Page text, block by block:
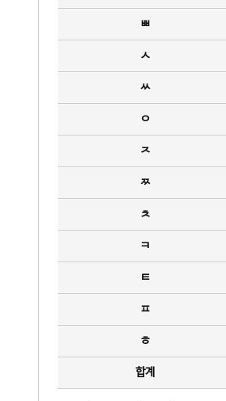
ㅃ
ㅅ
ㅆ
ㅇ
ㅈ
ㅉ
ㅊ
ㅋ
ㅌ
ㅍ
ㅎ
합계